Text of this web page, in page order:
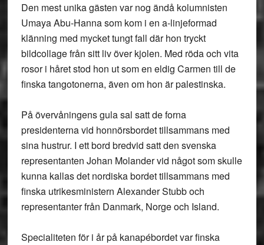
Den mest unika gästen var nog ändå kolumnisten
Umaya Abu-Hanna som kom i en a-linjeformad
klänning med mycket tungt fall där hon tryckt
bildcollage från sitt liv över kjolen. Med röda och vita
rosor i håret stod hon ut som en eldig Carmen till de
finska tangotonerna, även om hon är palestinska.
På övervåningens gula sal satt de forna
presidenterna vid honnörsbordet tillsammans med
sina hustrur. I ett bord bredvid satt den svenska
representanten Johan Molander vid något som skulle
kunna kallas det nordiska bordet tillsammans med
finska utrikesministern Alexander Stubb och
representanter från Danmark, Norge och Island.
Specialiteten för i år på kanapébordet var finska